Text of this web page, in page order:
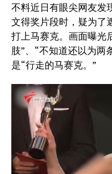
不料近日有眼尖网友发
文得奖片段时，疑为了
打上马赛克。画面曝光
肢”、“不知道还以为两
是“行走的马赛克。”